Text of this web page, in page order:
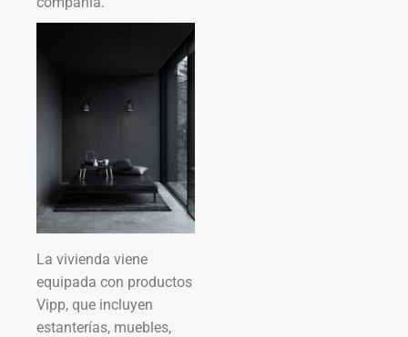
La vivienda viene
equipada con productos
Vipp, que incluyen
estanterías, muebles,